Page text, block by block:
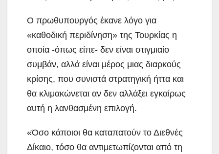
Ο πρωθυπουργός έκανε λόγο για
«καθοδική περιδίνηση» της Τουρκίας η
οποία -όπως είπε- δεν είναι στιγμιαίο
συμβάν, αλλά είναι μέρος μιας διαρκούς
κρίσης, που συνιστά στρατηγική ήττα και
θα κλιμακώνεται αν δεν αλλάξει εγκαίρως
αυτή η λανθασμένη επιλογή.
«Όσο κάποιοι θα καταπατούν το Διεθνές
Δίκαιο, τόσο θα αντιμετωπίζονται από τη